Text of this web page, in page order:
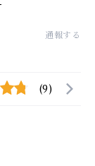
通報する
(9)